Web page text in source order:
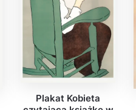
Plakat Kobieta